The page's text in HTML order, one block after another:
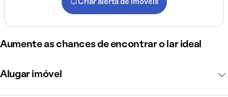
Criar alerta de imóveis
Aumente as chances de encontrar o lar ideal
Alugar imóvel